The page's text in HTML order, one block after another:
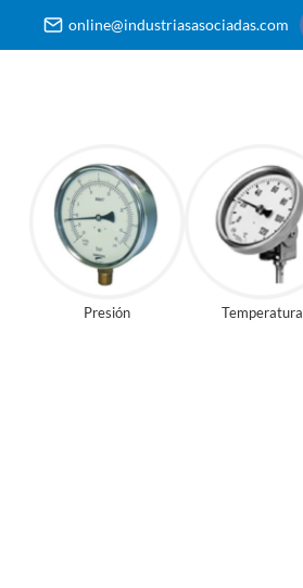
online@industriasasociadas.com
Presión Temperatura